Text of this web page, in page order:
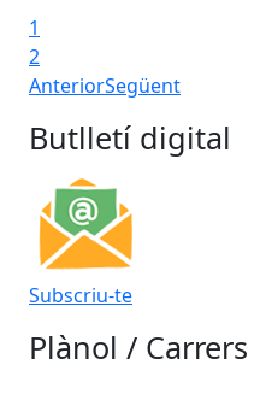
1
2
AnteriorSegüent
Butlletí digital
Subscriu-te
Plànol / Carrers